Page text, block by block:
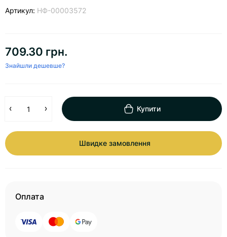
Артикул: НФ-00003572
709.30 грн.
Знайшли дешевше?
Купити
Швидке замовлення
Оплата